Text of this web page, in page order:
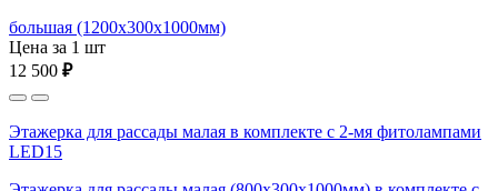
большая (1200х300х1000мм)
Цена за 1 шт
12 500 ₽
Этажерка для рассады малая в комплекте с 2-мя фитолампами
LED15